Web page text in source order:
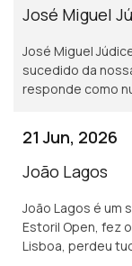
José Miguel
José Miguel
sucedido da
responde como
do peso do
21 Jun, 2026
João Lagos
João Lagos é um
Estoril Open, fez
Lisboa, perdeu